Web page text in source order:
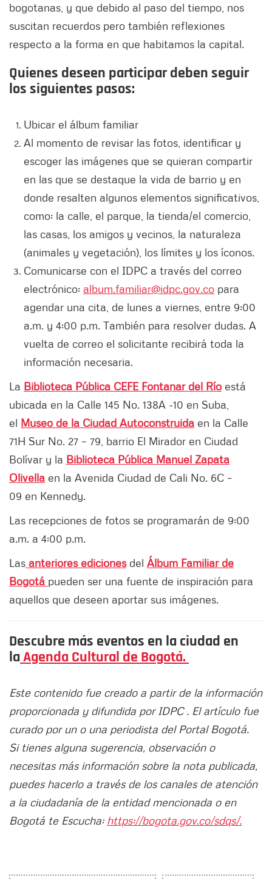
bogotanas, y que debido al paso del tiempo, nos
suscitan recuerdos pero también reflexiones
respecto a la forma en que habitamos la capital.
Quienes deseen participar deben seguir
los siguientes pasos:
Ubicar el álbum familiar
Al momento de revisar las fotos, identificar y
escoger las imágenes que se quieran compartir
en las que se destaque la vida de barrio y en
donde resalten algunos elementos significativos,
como: la calle, el parque, la tienda/el comercio,
las casas, los amigos y vecinos, la naturaleza
(animales y vegetación), los límites y los íconos.
Comunicarse con el IDPC a través del correo
electrónico: album.familiar@idpc.gov.co para
agendar una cita, de lunes a viernes, entre 9:00
a.m. y 4:00 p.m. También para resolver dudas. A
vuelta de correo el solicitante recibirá toda la
información necesaria.
La Biblioteca Pública CEFE Fontanar del Río está
ubicada en la Calle 145 No. 138A -10 en Suba,
el Museo de la Ciudad Autoconstruida en la ​​Calle
71H Sur No. 27 – 79, barrio El Mirador en Ciudad
Bolívar y la Biblioteca Pública Manuel Zapata
Olivella en la Avenida Ciudad de Cali No. 6C –
09 en Kennedy.
Las recepciones de fotos se programarán de 9:00
a.m. a 4:00 p.m.
Las anteriores edicionesdel Álbum Familiar de
Bogotá pueden ser una fuente de inspiración para
aquellos que deseen aportar sus imágenes.
Descubre más eventos en la ciudad en
la Agenda Cultural de Bogotá.
Este contenido fue creado a partir de la información
proporcionada y difundida por IDPC . El artículo fue
curado por un o una periodista del Portal Bogotá.
Si tienes alguna sugerencia, observación o
necesitas más información sobre la nota publicada,
puedes hacerlo a través de los canales de atención
a la ciudadanía de la entidad mencionada o en
Bogotá te Escucha: https://bogota.gov.co/sdqs/.